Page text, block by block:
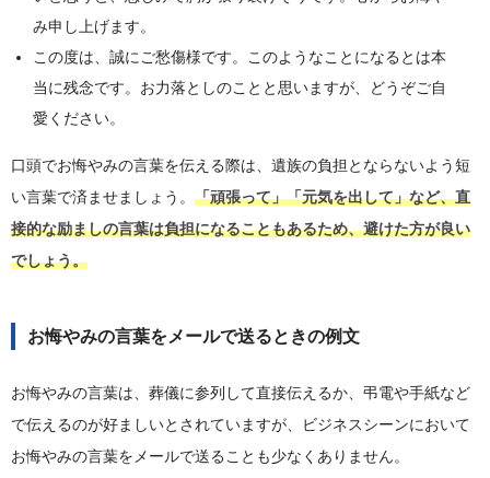
み申し上げます。
この度は、誠にご愁傷様です。このようなことになるとは本
当に残念です。お力落としのことと思いますが、どうぞご自
愛ください。
口頭でお悔やみの言葉を伝える際は、遺族の負担とならないよう短
い言葉で済ませましょう。 「頑張って」「元気を出して」など、直
接的な励ましの言葉は負担になることもあるため、避けた方が良い
でしょう。
お悔やみの言葉をメールで送るときの例文
お悔やみの言葉は、葬儀に参列して直接伝えるか、弔電や手紙など
で伝えるのが好ましいとされていますが、ビジネスシーンにおいて
お悔やみの言葉をメールで送ることも少なくありません。